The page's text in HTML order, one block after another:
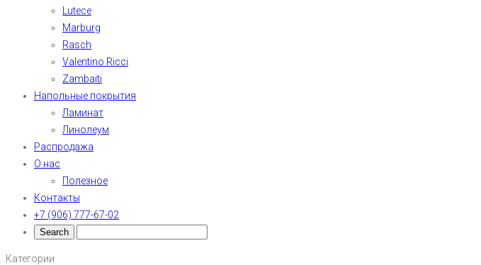
Lutece
Marburg
Rasch
Valentino Ricci
Zambaiti
Напольные покрытия
Ламинат
Линолеум
Распродажа
О нас
Полезное
Контакты
+7 (906) 777-67-02
Категории